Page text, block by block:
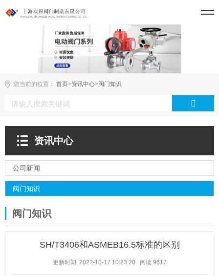
您当前的位置： 首页>资讯中心>阀门知识
资讯中心
公司新闻
阀门知识
阀门知识
SH/T3406和ASMEB16.5标准的区别
更新时间 2022-10-17 10:23:20 阅读 9617